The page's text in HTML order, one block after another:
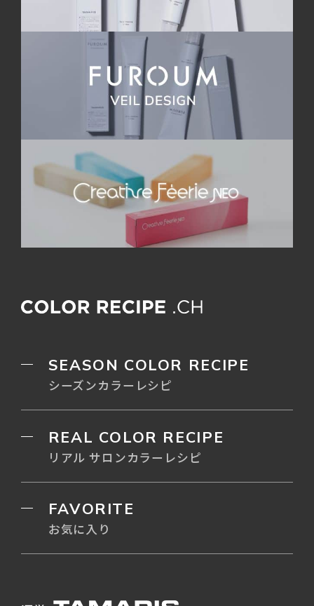
SEASON COLOR RECIPE
シーズンカラーレシピ
REAL COLOR RECIPE
リアル サロンカラーレシピ
FAVORITE
お気に入り